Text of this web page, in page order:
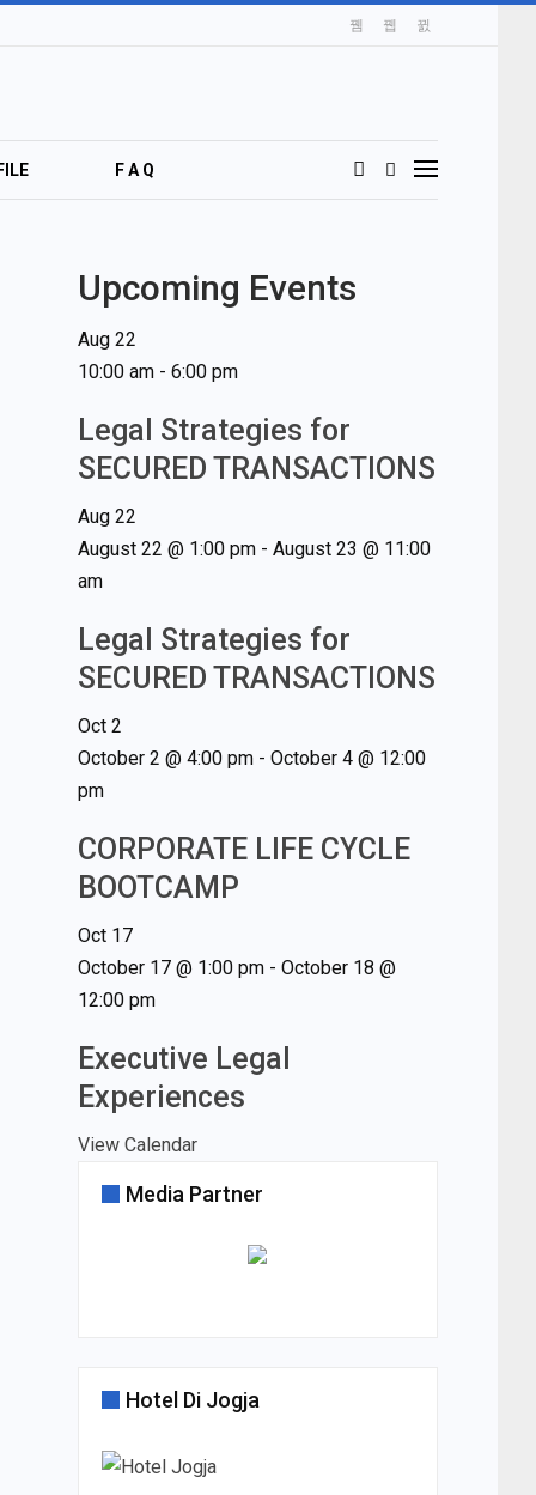
F A Q
Upcoming Events
Aug 22
10:00 am- 6:00 pm
Legal Strategies for
SECURED TRANSACTIONS
Aug 22
August 22 @ 1:00 pm- August 23 @ 11:00
am
Legal Strategies for
SECURED TRANSACTIONS
Oct 2
October 2 @ 4:00 pm- October 4 @ 12:00
pm
CORPORATE LIFE CYCLE
BOOTCAMP
Oct 17
October 17 @ 1:00 pm- October 18 @
12:00 pm
Executive Legal
Experiences
View Calendar
Media Partner
Hotel Di Jogja